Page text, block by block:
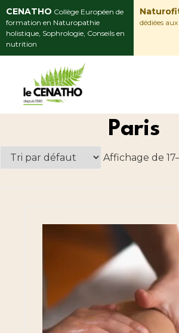
CENATHO Collège Européen de
formation en Naturopathie
holistique, Sophrologie, Conseils en
nutrition
dédiées
Paris
Affichage de